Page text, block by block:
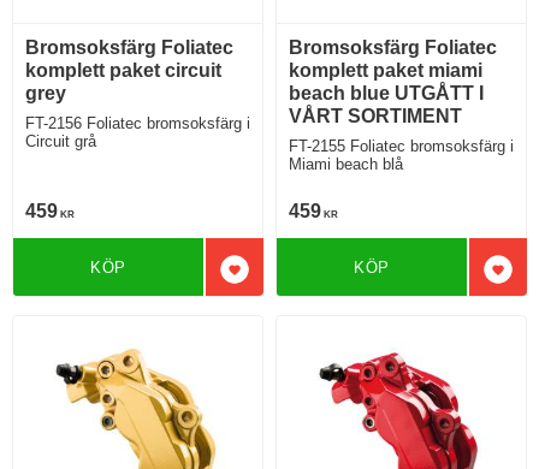
Bromsoksfärg Foliatec
komplett paket circuit
grey
FT-2156 Foliatec bromsoksfärg i
Circuit grå
459 KR
Lägg till i favoriter
KÖP
Bromsoksfärg Foliatec
komplett paket miami
beach blue UTGÅTT I
VÅRT SORTIMENT
FT-2155 Foliatec bromsoksfärg i
Miami beach blå
459 KR
KÖP